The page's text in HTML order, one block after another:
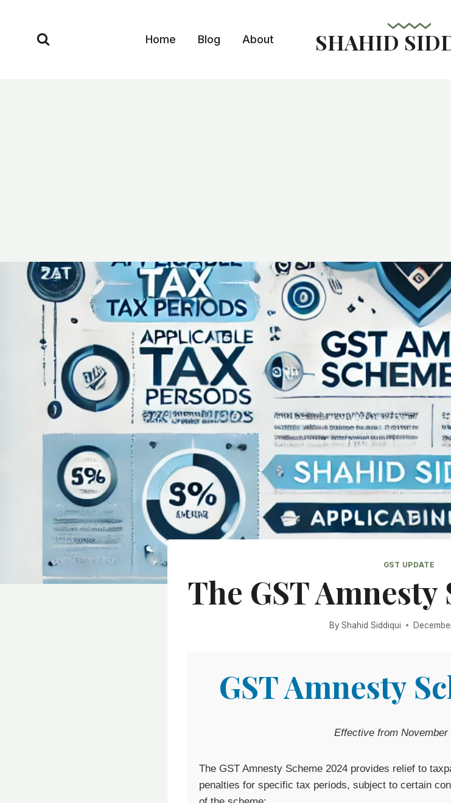
content
Home Blog About SHAHID
GST UPDATE
The GST Amnesty
By Shahid Siddiqui
GST Amnesty
Effective from November
The GST Amnesty Scheme 2024 provides relief to
penalties for specific tax periods, subject to certain